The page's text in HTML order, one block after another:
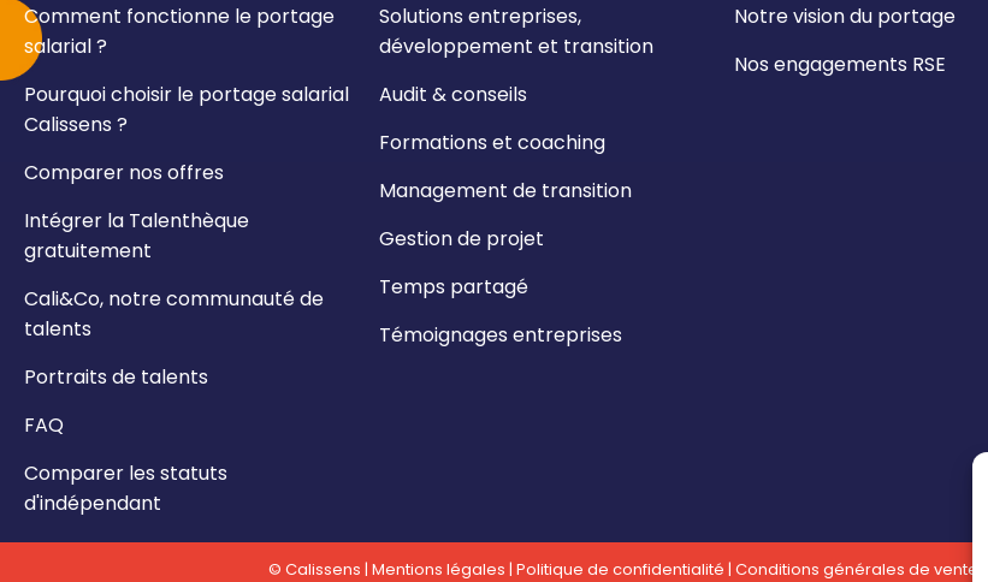
Comment fonctionne le portage
salarial ?
Pourquoi choisir le portage salarial
Calissens ?
Comparer nos offres
Intégrer la Talenthèque
gratuitement
Cali&Co, notre communauté de
talents
Portraits de talents
FAQ
Comparer les statuts
d'indépendant
Solutions entreprises,
développement et transition
Audit & conseils
Formations et coaching
Management de transition
Gestion de projet
Temps partagé
Témoignages entreprises
Notre vision du portage
Nos engagements RSE
© Calissens | Mentions légales | Politique de confidentialité | Conditions générales de vente